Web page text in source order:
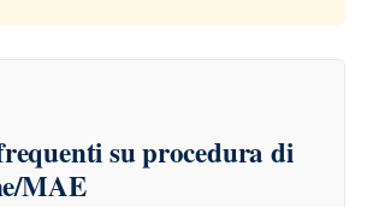
su procedura di
MAE